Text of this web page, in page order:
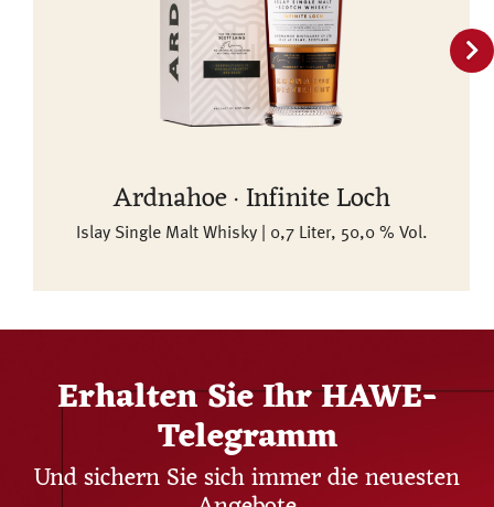
Ardnahoe · Infinite Loch
Islay Single Malt Whisky | 0,7 Liter, 50,0 % Vol.
Erhalten Sie Ihr HAWE-
Telegramm
Und sichern Sie sich immer die neuesten